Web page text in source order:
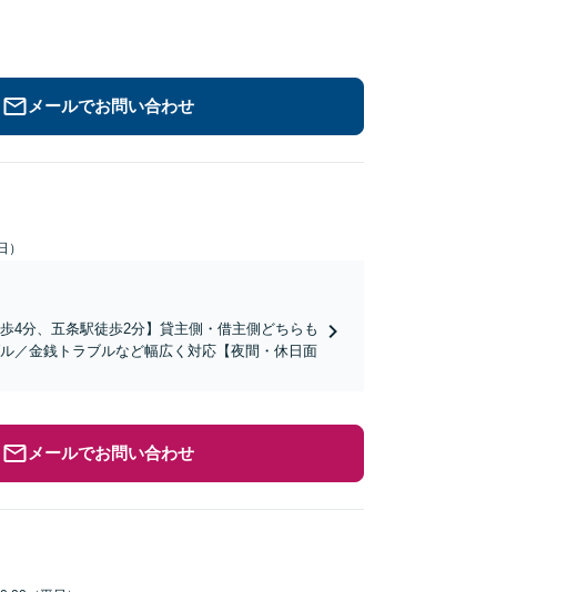
メールでお問い合わせ
4分、五条駅徒歩2分】貸主側・借主側どちらも
／金銭トラブルなど幅広く対応【夜間・休日面
メールでお問い合わせ